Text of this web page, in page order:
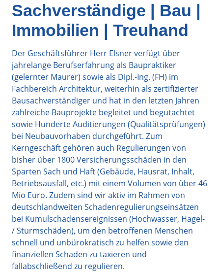
Sachverständige | Bau |
Immobilien | Treuhand
Der Geschäftsführer Herr Elsner verfügt über
jahrelange Berufserfahrung als Baupraktiker
(gelernter Maurer) sowie als Dipl.-Ing. (FH) im
Fachbereich Architektur, weiterhin als zertifizierter
Bausachverständiger und hat in den letzten Jahren
zahlreiche Bauprojekte begleitet und begutachtet
sowie Hunderte Auditierungen (Qualitätsprüfungen)
bei Neubauvorhaben durchgeführt. Zum
Kerngeschäft gehören auch Regulierungen von
bisher über 1800 Versicherungsschäden in den
Sparten Sach und Haft (Gebäude, Hausrat, Inhalt,
Betriebsausfall, etc.) mit einem Volumen von über 46
Mio Euro. Zudem sind wir aktiv im Rahmen von
deutschlandweiten Schadenregulierungseinsätzen
bei Kumulschadensereignissen (Hochwasser, Hagel-
/ Sturmschäden), um den betroffenen Menschen
schnell und unbürokratisch zu helfen sowie den
finanziellen Schaden zu taxieren und
fallabschließend zu regulieren.